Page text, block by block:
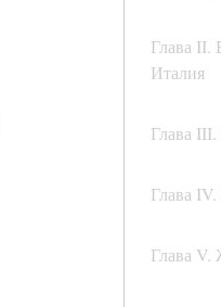
Глава II.
Италия
Глава
Глава
Глава V.